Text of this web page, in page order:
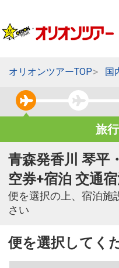
オリオンツアーTOP 国
旅
青森発香川 琴平
空券+宿泊 交通
便を選択の上、宿泊施
さい
便を選択してく